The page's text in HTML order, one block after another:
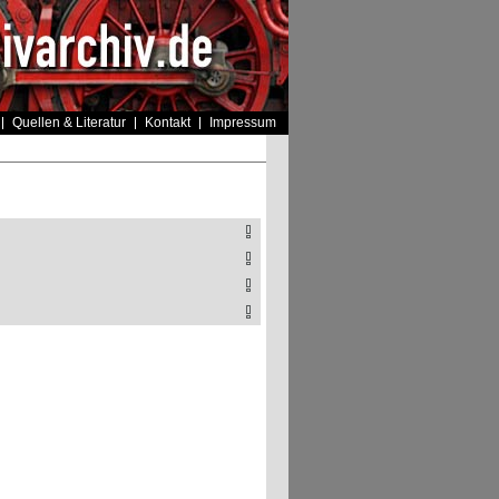
Quellen & Literatur Kontakt Impressum